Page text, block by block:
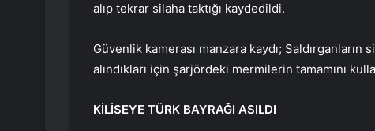
alıp tekrar silaha taktığı kaydedildi.
Güvenlik kamerası manzara kaydı; Saldırganların
alındıkları için şarjördeki mermilerin tamamını
KİLİSEYE TÜRK BAYRAĞI ASILDI